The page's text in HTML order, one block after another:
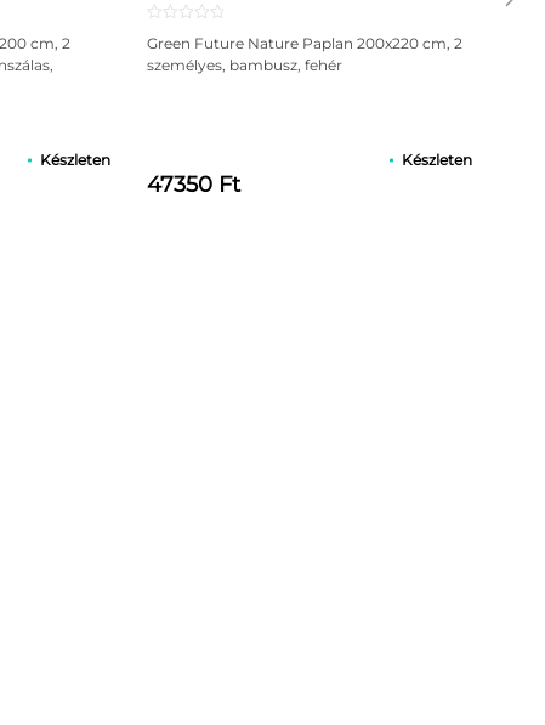
cm, 2
Készleten
Green Future Nature Paplan 200x220 cm, 2
személyes, bambusz, fehér
47350 Ft
Készleten